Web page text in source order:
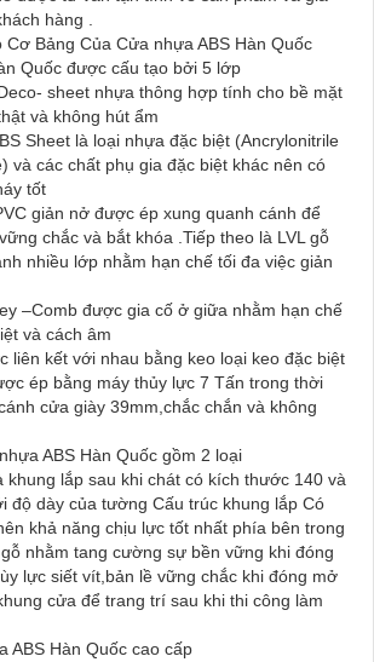
hàng .
Cơ Bảng Của Cửa nhựa ABS Hàn Quốc
Quốc được cấu tạo bởi 5 lớp
sheet nhựa thông hợp tính cho bề mặt
và không hút ẩm
Sheet là loại nhựa đặc biệt (Ancrylonitrile
và các chất phụ gia đặc biệt khác nên có
tốt
giản nở được ép xung quanh cánh để
chắc và bắt khóa .Tiếp theo là LVL gỗ
nhiều lớp nhằm hạn chế tối đa việc giản
–Comb được gia cố ở giữa nhằm hạn chế
và cách âm
liên kết với nhau bằng keo loại keo đặc biệt
ép bằng máy thủy lực 7 Tấn trong thời
cửa giày 39mm,chắc chắn và không
ABS Hàn Quốc gồm 2 loại
khung lắp sau khi chát có kích thước 140 và
độ dày của tường Cấu trúc khung lắp Có
khả năng chịu lực tốt nhất phía bên trong
nhằm tang cường sự bền vững khi đóng
lực siết vít,bản lề vững chắc khi đóng mở
cửa để trang trí sau khi thi công làm
ABS Hàn Quốc cao cấp